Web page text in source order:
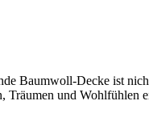
Baumwoll-Decke ist
Träumen und